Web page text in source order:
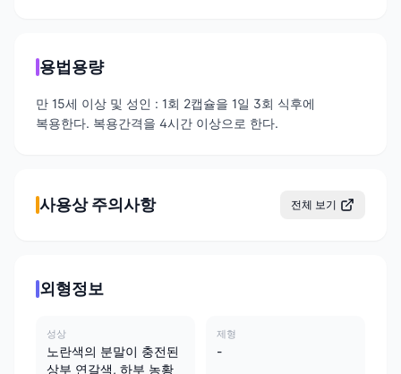
용법용량
만 15세 이상 및 성인 : 1회 2캡슐을 1일 3회 식후에
복용한다. 복용간격을 4시간 이상으로 한다.
사용상 주의사항 전체 보기
외형정보
성상
노란색의 분말이 충전된
상부 연갈색, 하부 농황
제형
-